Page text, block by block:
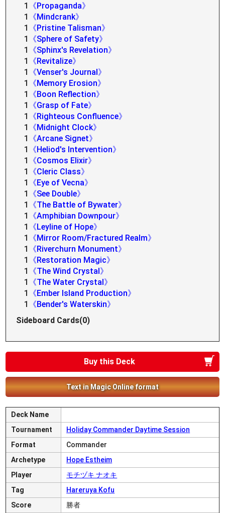
1
《Propaganda》
1
《Mindcrank》
1
《Pristine Talisman》
1
《Sphere of Safety》
1
《Sphinx's Revelation》
1
《Revitalize》
1
《Venser's Journal》
1
《Memory Erosion》
1
《Boon Reflection》
1
《Grasp of Fate》
1
《Righteous Confluence》
1
《Midnight Clock》
1
《Arcane Signet》
1
《Heliod's Intervention》
1
《Cosmos Elixir》
1
《Cleric Class》
1
《Eye of Vecna》
1
《See Double》
1
《The Battle of Bywater》
1
《Amphibian Downpour》
1
《Leyline of Hope》
1
《Mirror Room/Fractured Realm》
1
《Riverchurn Monument》
1
《Restoration Magic》
1
《The Wind Crystal》
1
《The Water Crystal》
1
《Ember Island Production》
1
《Bender's Waterskin》
Sideboard Cards(0)
Buy this Deck
Text in Magic Online format
Deck Name
Tournament
Holiday Commander Daytime Session
Format
Commander
Archetype
Hope Estheim
Player
モチヅキ ナオキ
Tag
Hareruya Kofu
Score
勝者